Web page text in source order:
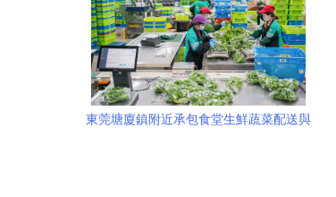
東莞塘廈鎮附近承包食堂生鮮蔬菜配送與